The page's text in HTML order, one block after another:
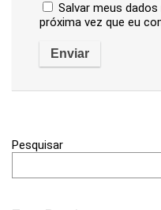
Salvar meus
próxima vez que eu
Pesquisar